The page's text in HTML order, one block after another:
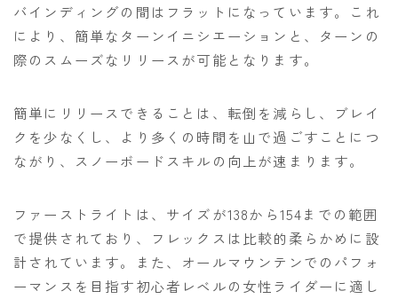
バインディングの間はフラットになっています。これ
により、簡単なターンイニシエーションと、ターンの
際のスムーズなリリースが可能となります。
簡単にリリースできることは、転倒を減らし、ブレイ
クを少なくし、より多くの時間を山で過ごすことにつ
ながり、スノーボードスキルの向上が速まります。
ファーストライトは、サイズが138から154までの範囲
で提供されており、フレックスは比較的柔らかめに設
計されています。また、オールマウンテンでのパフォ
ーマンスを目指す初心者レベルの女性ライダーに適し